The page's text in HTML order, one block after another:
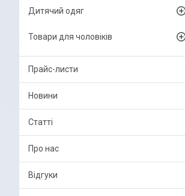
Дитячий одяг
Товари для чоловіків
Прайс-листи
Новини
Статті
Про нас
Відгуки